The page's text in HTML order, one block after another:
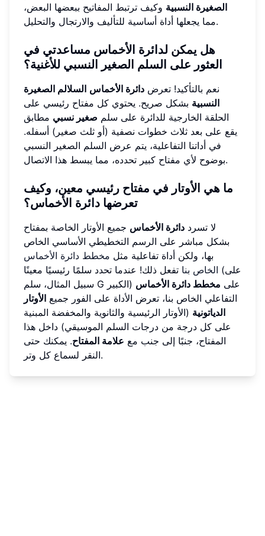
الصغيرة النسبية وكيف ترتبط المفاتيح ببعضها البعض،
مما يجعلها أداة أساسية للتأليف والارتجال والتحليل.
هل يمكن لدائرة الأخماس مساعدتي في
العثور على السلم الصغير النسبي للأغنية؟
نعم بالتأكيد! تعرض دائرة الأخماس السلالم الصغيرة
النسبية بشكل صريح. يحتوي كل مفتاح رئيسي على
الحلقة الخارجية للدائرة على سلم صغير نسبي مطابق
يقع على بعد ثلاث خطوات نصفية (أو ثلث صغير) أسفله.
في أداتنا التفاعلية، يتم عرض السلم الصغير النسبي
بوضوح لأي مفتاح كبير تحدده، مما يبسط هذا الاتصال.
ما هي الأوتار في مفتاح رئيسي معين، وكيف
تعرضها دائرة الأخماس؟
لا تسرد دائرة الأخماس جميع الأوتار الخاصة بمفتاح
بشكل مباشر على الرسم التخطيطي الأساسي الخاص
بها، ولكن أداة تفاعلية مثل مخطط دائرة الأخماس
الخاص بنا تفعل ذلك! عندما تحدد سلمًا رئيسيًا معينًا (على
سبيل المثال، سلم G الكبير) على مخطط دائرة الأخماس
التفاعلي الخاص بنا، تعرض الأداة على الفور جميع الأوتار
الدياتونية (الأوتار الرئيسية والثانوية والمخفضة المبنية
على كل درجة من درجات السلم الموسيقي) داخل هذا
المفتاح، جنبًا إلى جنب مع علامة المفتاح. يمكنك حتى
النقر لسماع كل وتر.